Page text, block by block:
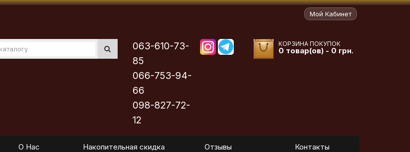
Мой Кабинет
063-610-73-
85
066-753-94-
66
098-827-72-
12
КОРЗИНА ПОКУПОК
0 товар(ов) - 0 грн.
О Нас Накопительная скидка Отзывы Контакты